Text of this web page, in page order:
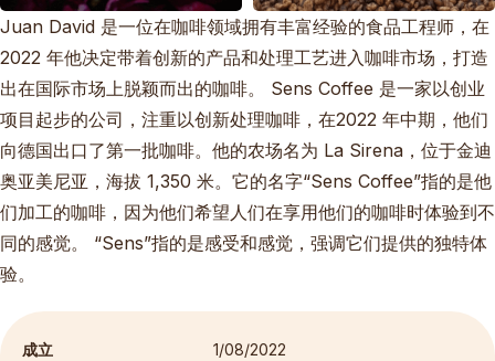
Juan David 是一位在咖啡领域拥有丰富经验的食品工程师，在
2022 年他决定带着创新的产品和处理工艺进入咖啡市场，打造
出在国际市场上脱颖而出的咖啡。 Sens Coffee 是一家以创业
项目起步的公司，注重以创新处理咖啡，在2022 年中期，他们
向德国出口了第一批咖啡。他的农场名为 La Sirena，位于金迪
奥亚美尼亚，海拔 1,350 米。它的名字“Sens Coffee”指的是他
们加工的咖啡，因为他们希望人们在享用他们的咖啡时体验到不
同的感觉。 “Sens”指的是感受和感觉，强调它们提供的独特体
验。
成立 1/08/2022